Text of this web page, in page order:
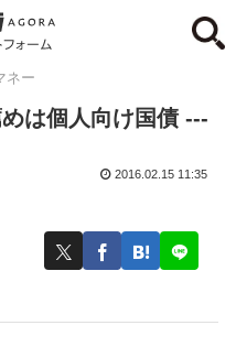
ネー
は個人向け国債 ---
2016.02.15 11:35